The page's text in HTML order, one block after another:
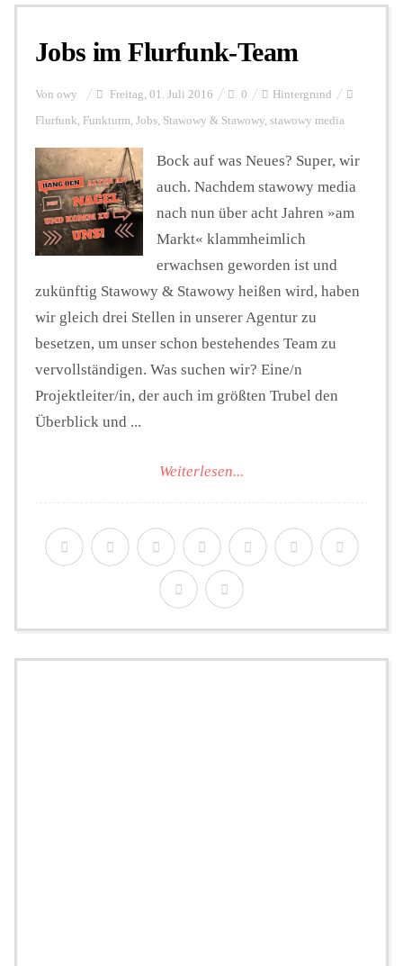
Personalien
Hintergrund
FUNKTURM-Beiträge
Podcast
Seminare
Unterstützen
Jobs im Flurfunk-Team
Von owy Freitag, 01. Juli 2016 0 Hintergrund
Flurfunk, Funkturm, Jobs, Stawowy & Stawowy, stawowy media
Bock auf was Neues? Super, wir
auch. Nachdem stawowy media
nach nun über acht Jahren »am
Markt« klammheimlich
erwachsen geworden ist und
zukünftig Stawowy & Stawowy heißen wird, haben
wir gleich drei Stellen in unserer Agentur zu
besetzen, um unser schon bestehendes Team zu
vervollständigen. Was suchen wir? Eine/n
Projektleiter/in, der auch im größten Trubel den
Überblick und ...
Weiterlesen...